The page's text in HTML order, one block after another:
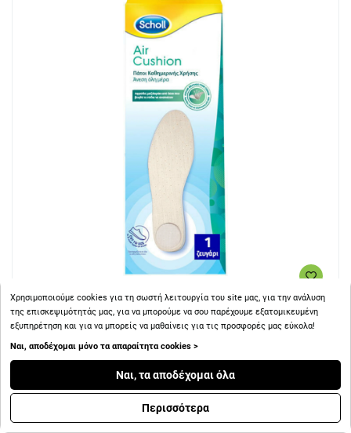
+ 6 Πόντοι
Scholl Air Cushion Πάτοι Που Αφήνουν Τα Πόδια να
Χρησιμοποιούμε cookies για τη σωστή λειτουργία του site μας, για την ανάλυση
της επισκεψιμότητάς μας, για να μπορούμε να σου παρέχουμε εξατομικευμένη
εξυπηρέτηση και για να μπορείς να μαθαίνεις για τις προσφορές μας εύκολα!
Ναι, αποδέχομαι μόνο τα απαραίτητα cookies >
Ναι, τα αποδέχομαι όλα
Περισσότερα